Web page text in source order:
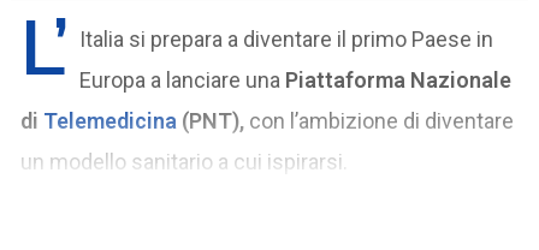
L’
Italia si prepara a diventare il primo Paese in
Europa a lanciare una Piattaforma Nazionale
di Telemedicina (PNT), con l’ambizione di diventare
un modello sanitario a cui ispirarsi.